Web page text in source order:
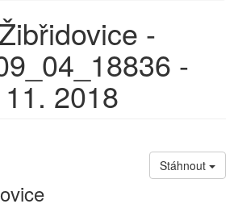
-
-
2018
Stáhnout